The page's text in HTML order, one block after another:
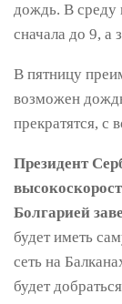
дождь. В среду
сначала до 9, а
В пятницу
возможен
прекратятся, с
Президент
Болгарией
будет иметь
сеть на
будет